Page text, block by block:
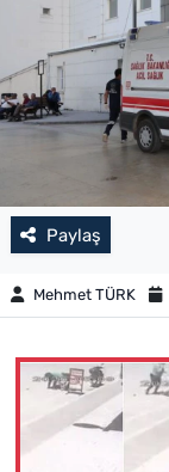
Paylaş
Mehmet TÜRK